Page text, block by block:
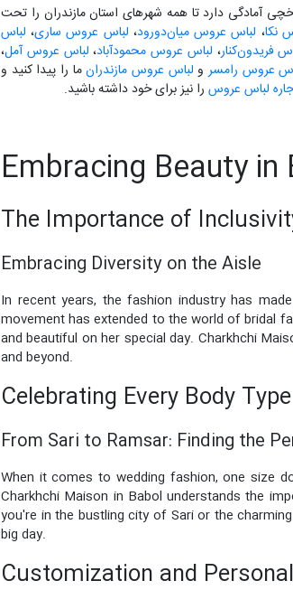
آمادگی دارد تا همه شهرهای استان مازندران را تحت
نکا، لباس عروس میان‌دورود، لباس عروس ساری، لباس
فریدون‌کنار، لباس عروس محمودآباد، لباس عروس آمل،
عروس رامسرو لباس عروس مازندرانما را پیدا کنید و
لباس عروس را نیز برای خود داشته باشید.
Embracing Beauty in
The Importance of
Embracing Diversity on the Aisle
In recent years, the fashion industry has
movement has extended to the world of bridal
and beautiful on her special day. Charkhchi
and beyond.
Celebrating Every Body Type
From Sari to Ramsar: Finding the
When it comes to wedding fashion, one size
Charkhchi Maison in Babol understands the
you're in the bustling city of Sari or the
big day.
Customization and